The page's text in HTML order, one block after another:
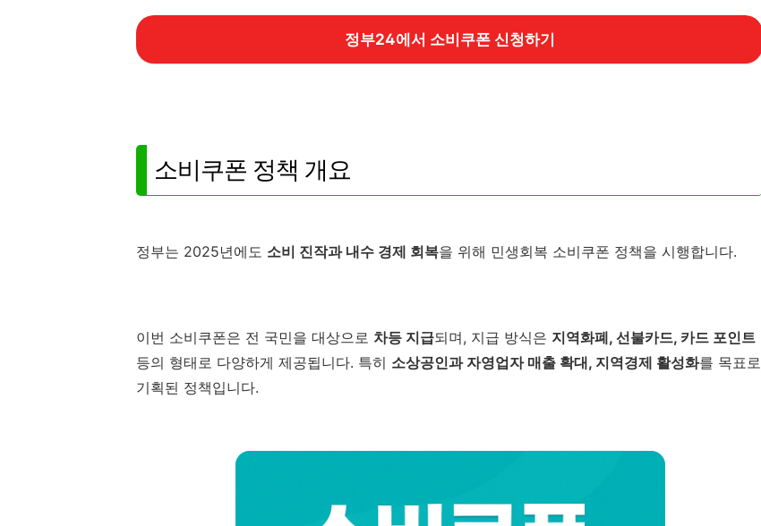
정부24에서 소비쿠폰 신청하기
소비쿠폰 정책 개요
정부는 2025년에도 소비 진작과 내수 경제 회복을 위해 민생회복 소비쿠폰 정책을 시행합니다.
이번 소비쿠폰은 전 국민을 대상으로 차등 지급되며, 지급 방식은 지역화폐, 선불카드, 카드 포인트
등의 형태로 다양하게 제공됩니다. 특히 소상공인과 자영업자 매출 확대, 지역경제 활성화를 목표로
기획된 정책입니다.